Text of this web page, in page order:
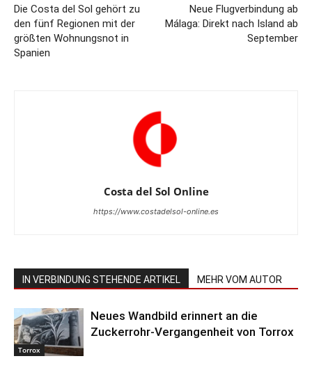
Die Costa del Sol gehört zu
den fünf Regionen mit der
größten Wohnungsnot in
Spanien
Neue Flugverbindung ab
Málaga: Direkt nach Island ab
September
Costa del Sol Online
https://www.costadelsol-online.es
IN VERBINDUNG STEHENDE ARTIKEL MEHR VOM AUTOR
Torrox
Neues Wandbild erinnert an die
Zuckerrohr-Vergangenheit von Torrox